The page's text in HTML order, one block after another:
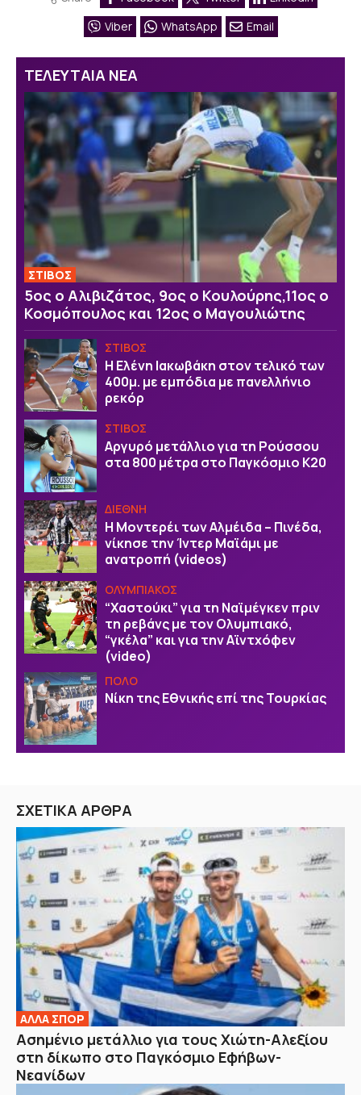
Viber
WhatsApp Email
ΤΕΛΕΥΤΑΙΑ ΝΕΑ
ΣΤΙΒΟΣ
5ος ο Αλιβιζάτος, 9ος ο Κουλούρης,11ος ο
Κοσμόπουλος και 12ος ο Μαγουλιώτης
ΣΤΙΒΟΣ
Η Ελένη Ιακωβάκη στον τελικό των
400μ. με εμπόδια με πανελλήνιο
ρεκόρ
ΣΤΙΒΟΣ
Αργυρό μετάλλιο για τη Ρούσσου
στα 800 μέτρα στο Παγκόσμιο Κ20
ΔΙΕΘΝΗ
Η Μοντερέι των Αλμέιδα – Πινέδα,
νίκησε την Ίντερ Μαϊάμι με
ανατροπή (videos)
ΟΛΥΜΠΙΑΚΟΣ
“Χαστούκι” για τη Ναϊμέγκεν πριν
τη ρεβάνς με τον Ολυμπιακό,
“γκέλα” και για την Αϊντχόφεν
(video)
ΠΟΛΟ
Νίκη της Εθνικής επί της Τουρκίας
ΣΧΕΤΙΚΑ ΑΡΘΡΑ
ΑΛΛΑ ΣΠΟΡ
Ασημένιο μετάλλιο για τους Χιώτη-Αλεξίου
στη δίκωπο στο Παγκόσμιο Εφήβων-
Νεανίδων